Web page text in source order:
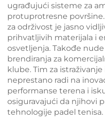
ugrađujući sisteme za
protuprotresne
za održivost je jasno
prihvatljivih materijala i
osvetljenja. Takođe
brendiranja za
klube. Tim za
neprestano radi na
performanse terena i
osiguravajući da njihovi
tehnologije padel tenisa.